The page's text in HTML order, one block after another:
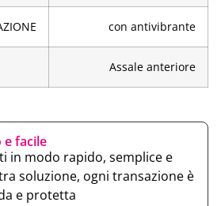
con antivibrante
Assale anteriore
e facile
in modo rapido, semplice e
soluzione, ogni transazione è
e protetta